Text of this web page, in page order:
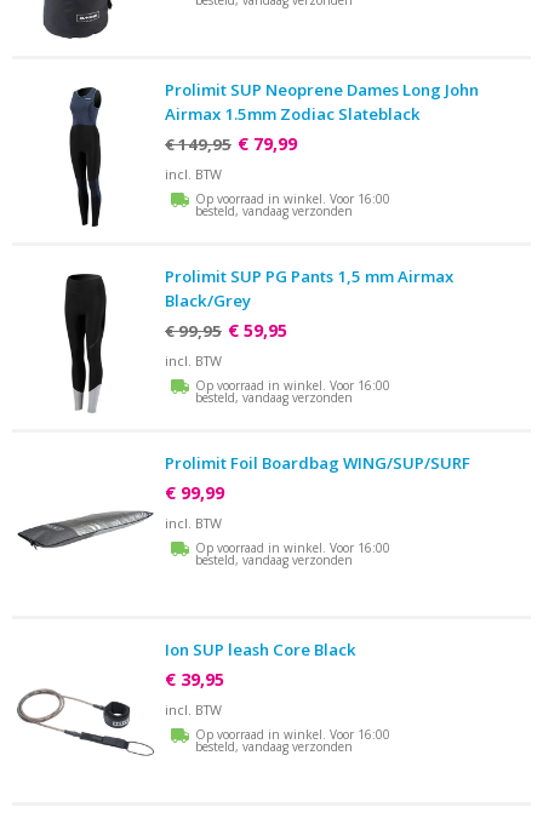
Prolimit SUP Neoprene Dames Long John
Airmax 1.5mm Zodiac Slateblack
€ 149,95 € 79,99
incl. BTW
Op voorraad in winkel. Voor 16:00
besteld, vandaag verzonden
Prolimit SUP PG Pants 1,5 mm Airmax
Black/Grey
€ 99,95 € 59,95
incl. BTW
Op voorraad in winkel. Voor 16:00
besteld, vandaag verzonden
Prolimit Foil Boardbag WING/SUP/SURF
€ 99,99
incl. BTW
Op voorraad in winkel. Voor 16:00
besteld, vandaag verzonden
Ion SUP leash Core Black
€ 39,95
incl. BTW
Op voorraad in winkel. Voor 16:00
besteld, vandaag verzonden